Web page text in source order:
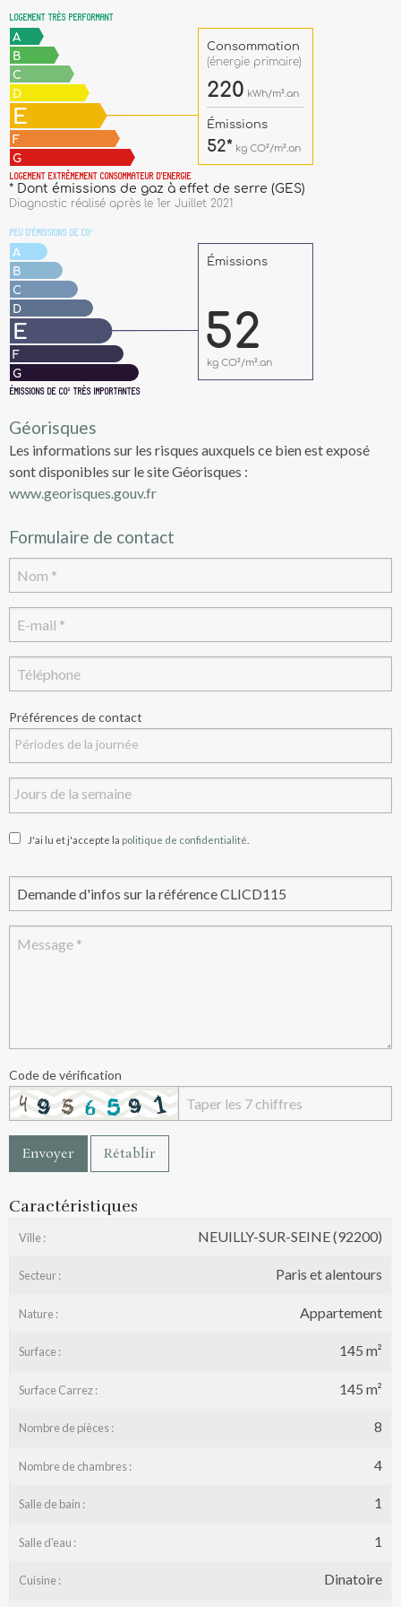
Géorisques
Les informations sur les risques auxquels ce bien est exposé
sont disponibles sur le site Géorisques :
www.georisques.gouv.fr
Formulaire de contact
Préférences de contact
J'ai lu et j'accepte la politique de confidentialité
Code de vérification
Envoyer Rétablir
Caractéristiques
Ville : NEUILLY-SUR-SEINE (92200)
Secteur : Paris et alentours
Nature : Appartement
Surface : 145 m²
Surface Carrez : 145 m²
Nombre de pièces : 8
Nombre de chambres : 4
Salle de bain : 1
Salle d'eau : 1
Cuisine : Dinatoire